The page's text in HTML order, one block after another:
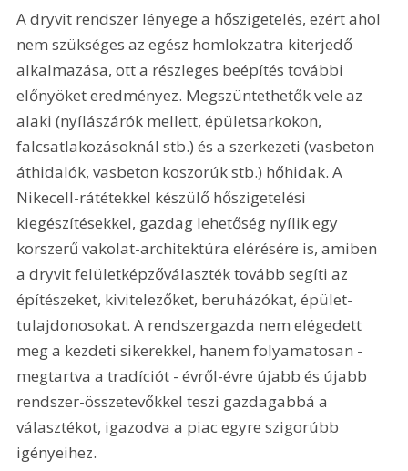
A dryvit rendszer lényege a hőszigetelés, ezért ahol
nem szükséges az egész homlokzatra kiterjedő
alkalmazása, ott a részleges beépítés további
előnyöket eredményez. Megszüntethetők vele az
alaki (nyílászárók mellett, épületsarkokon,
falcsatlakozásoknál stb.) és a szerkezeti (vasbeton
áthidalók, vasbeton koszorúk stb.) hőhidak. A
Nikecell-rátétekkel készülő hőszigetelési
kiegészítésekkel, gazdag lehetőség nyílik egy
korszerű vakolat-architektúra elérésére is, amiben
a dryvit felületképzőválaszték tovább segíti az
építészeket, kivitelezőket, beruházókat, épület-
tulajdonosokat. A rendszergazda nem elégedett
meg a kezdeti sikerekkel, hanem folyamatosan -
megtartva a tradíciót - évről-évre újabb és újabb
rendszer-összetevőkkel teszi gazdagabbá a
választékot, igazodva a piac egyre szigorúbb
igényeihez.